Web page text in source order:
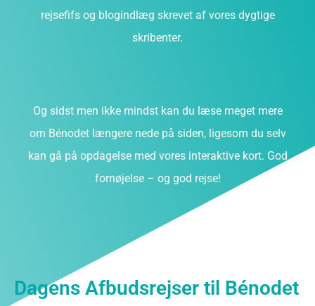
rejsefifs og blogindlæg skrevet af vores dygtige
skribenter.
Og sidst men ikke mindst kan du læse meget mere
om Bénodet længere nede på siden, ligesom du selv
kan gå på opdagelse med vores interaktive kort. God
fornøjelse – og god rejse!
Dagens Afbudsrejser til Bénodet